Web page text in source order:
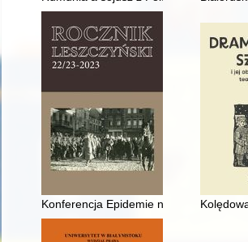
Konferencja Epidemie na ziemi